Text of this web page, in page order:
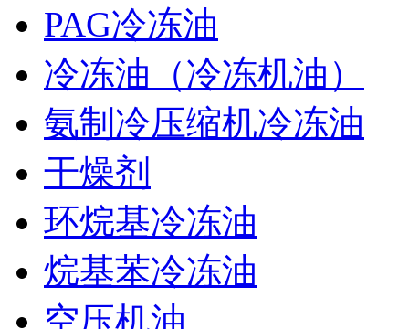
PAG冷冻油
冷冻油（冷冻机油）
氨制冷压缩机冷冻油
干燥剂
环烷基冷冻油
烷基苯冷冻油
空压机油